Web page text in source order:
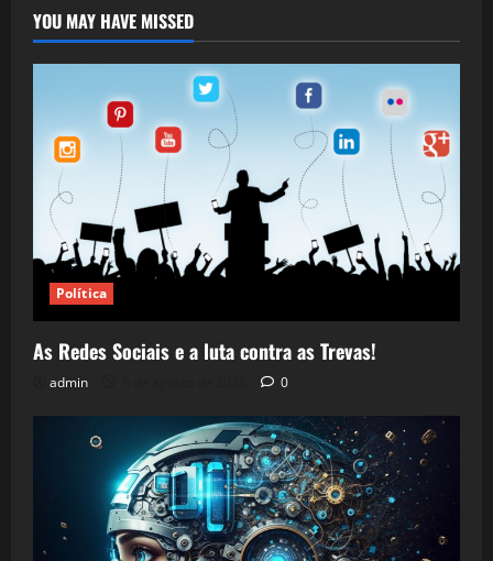
YOU MAY HAVE MISSED
Política
As Redes Sociais e a luta contra as Trevas!
admin 0